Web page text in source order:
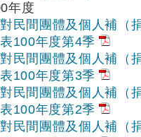
年度
對民間團體及個人補（
表100年度第4季
對民間團體及個人補（
表100年度第3季
對民間團體及個人補（
表100年度第2季
對民間團體及個人補（